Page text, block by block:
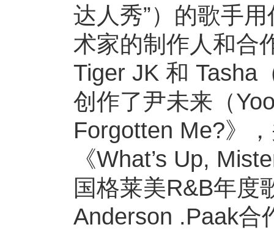
达人秀”）的歌手
术家的制作人和合
Tiger JK 和 Tasha
创作了尹未来（
Forgotten Me?》
《What’s Up,
国格莱美R&B年度
Anderson .Paak合